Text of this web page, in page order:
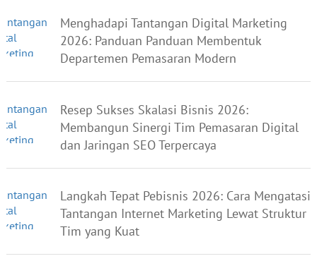
Menghadapi Tantangan Digital Marketing
2026: Panduan Panduan Membentuk
Departemen Pemasaran Modern
Resep Sukses Skalasi Bisnis 2026:
Membangun Sinergi Tim Pemasaran Digital
dan Jaringan SEO Terpercaya
Langkah Tepat Pebisnis 2026: Cara Mengatasi
Tantangan Internet Marketing Lewat Struktur
Tim yang Kuat